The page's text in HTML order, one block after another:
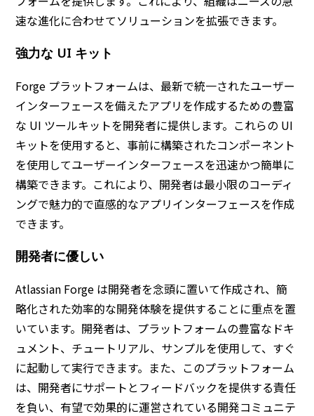
速な進化に合わせてソリューションを拡張できます。
強力な UI キット
Forge プラットフォームは、最新で統一されたユーザー
インターフェースを備えたアプリを作成するための豊富
な UI ツールキットを開発者に提供します。これらの UI
キットを使用すると、事前に構築されたコンポーネント
を使用してユーザーインターフェースを迅速かつ簡単に
構築できます。これにより、開発者は最小限のコーディ
ングで魅力的で直感的なアプリインターフェースを作成
できます。
開発者に優しい
Atlassian Forge は開発者を念頭に置いて作成され、簡
略化された効率的な開発体験を提供することに重点を置
いています。開発者は、プラットフォームの豊富なドキ
ュメント、チュートリアル、サンプルを使用して、すぐ
に起動して実行できます。また、このプラットフォーム
は、開発者にサポートとフィードバックを提供する責任
を負い、有望で効果的に運営されている開発コミュニテ